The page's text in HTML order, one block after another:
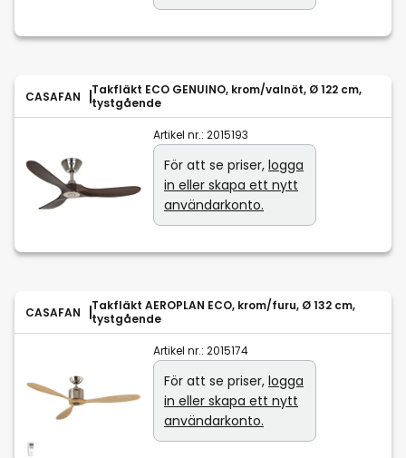
CASAFAN
Takfläkt ECO GENUINO, krom/valnöt, Ø 122 cm,
tystgående
Artikel nr.: 2015193
För att se priser, logga
in eller skapa ett nytt
användarkonto.
CASAFAN
Takfläkt AEROPLAN ECO, krom/furu, Ø 132 cm,
tystgående
Artikel nr.: 2015174
För att se priser, logga
in eller skapa ett nytt
användarkonto.